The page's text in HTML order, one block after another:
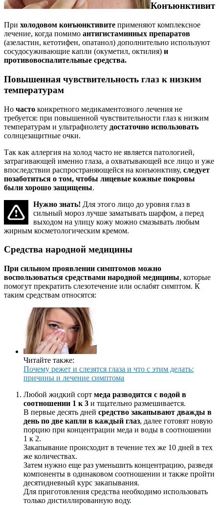
Конъюнктивит
При холодовом конъюнктивите применяют комплексное
лечение, когда помимо антигистаминных препаратов
(азеластин, кетотифен, опатанол) дополнительно используют
сосудосуживающие капли (окуметил, октилия) и
противовоспалительные средства.
Повышенная чувствительность глаз к низким
температурам
Но часто конкретного медикаментозного лечения не
требуется: при повышенной чувствительности глаз к низким
температурам и ультрафиолету достаточно использовать
солнцезащитные очки.
Так как аллергия на холод часто не является патологией,
затрагивающей именно глаза, а охватывающей все лицо и уже
впоследствии распространяющейся на конъюнктиву, следует
позаботиться о том, чтобы лицевые кожные покровы
были хорошо защищены.
Нужно знать! Для этого лицо до уровня глаз в
сильный мороз лучше заматывать шарфом, а перед
выходом на улицу кожу можно смазывать любым
жирным косметологическим кремом.
Средства народной медицины
При сильном проявлении симптомов можно
воспользоваться средствами народной медицины, которые
помогут прекратить слезотечение или ослабят симптом. К
таким средствам относятся:
Читайте также:
Почему режет и слезятся глаза и что с этим делать:
причины и лечение симптома
Любой жидкий сорт меда разводится с водой в
соотношении 1 к 3 и тщательно размешивается.
В первые десять дней средство закапывают дважды в
день по две капли в каждый глаз, далее готовят новую
порцию при концентрации меда и воды в соотношении
1 к 2.
Закапывание происходит в течение тех же 10 дней в тех
же количествах.
Затем нужно еще раз уменьшить концентрацию, разведя
компоненты в одинаковом соотношении и также пройти
десятидневный курс закапывания.
Для приготовления средства необходимо использовать
только дистиллированную воду.